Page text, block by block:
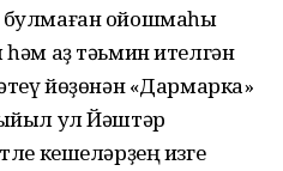
ойошмаһы
аҙ тәьмин ителгән
йөҙөнән «Дармарка»
ул Йәштәр
кешеләрҙең изге